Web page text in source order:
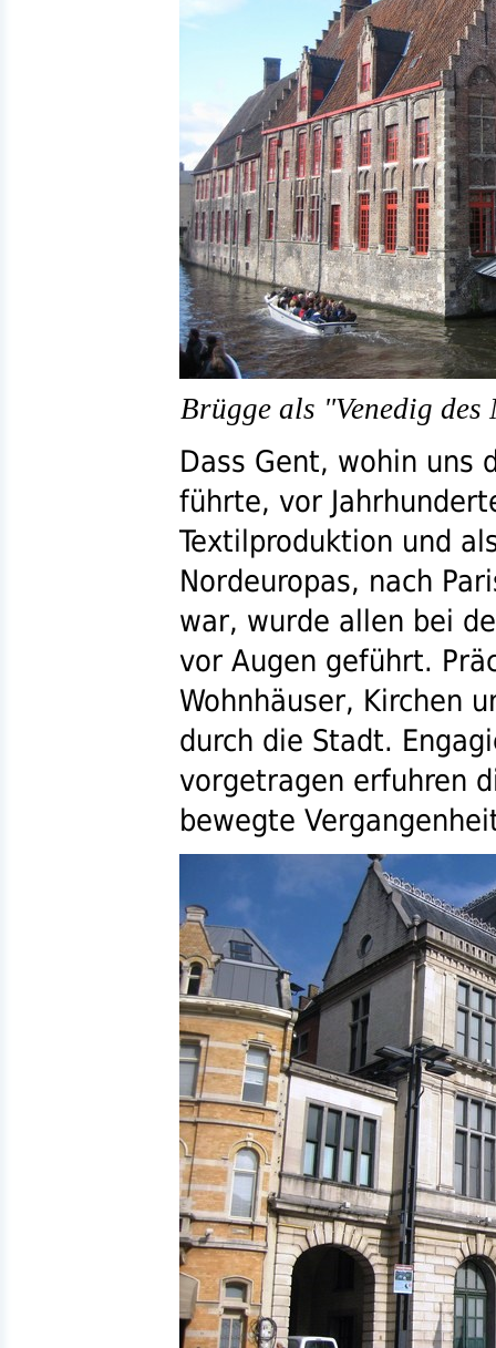
Brügge als "Venedig des
Dass Gent, wohin uns
führte, vor
Textilproduktion und
Nordeuropas, nach
war, wurde allen bei
vor Augen geführt.
Wohnhäuser, Kirchen
durch die Stadt.
vorgetragen erfuhren
bewegte